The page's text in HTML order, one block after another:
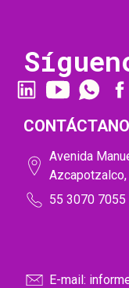
Avenida
Azcapotzalco,
55 3070 7055
E-mail: